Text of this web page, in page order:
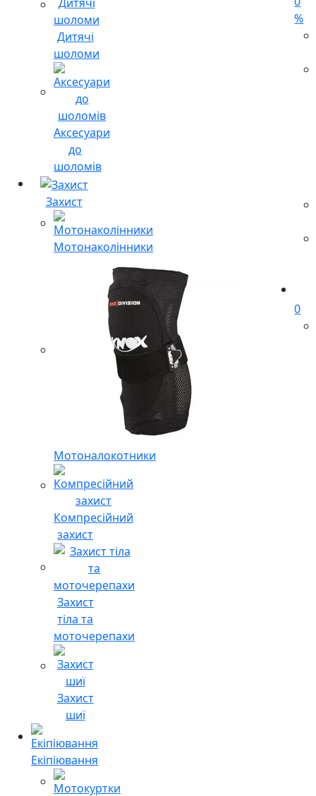
Дитячі
шоломи
Аксесуари
до
шоломів
Захист
Мотонаколінники
Мотоналокотники
Компресійний
захист
Захист
тіла та
моточерепахи
Захист
шиї
Екіпіювання
%
0